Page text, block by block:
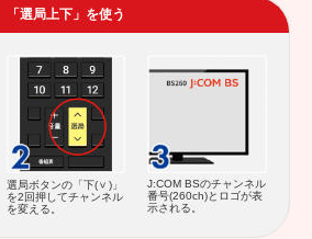
「選局上下」を使う
選局ボタンの「下(
)」
を2回押してチャンネル
を変える。
J:COM BSのチャンネル
番号(260ch)とロゴが表
示される。